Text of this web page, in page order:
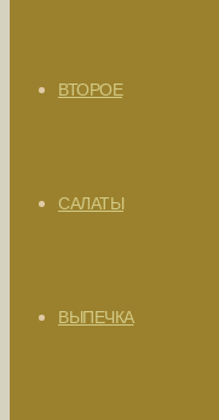
ВТОРОЕ
САЛАТЫ
ВЫПЕЧКА